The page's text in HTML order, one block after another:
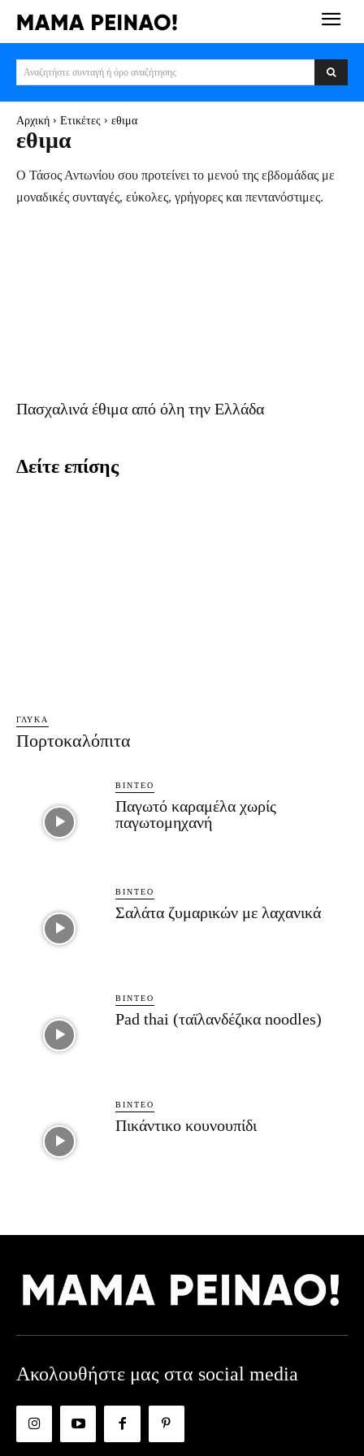
Αναζητήστε συνταγή ή όρο αναζήτησης
Αρχική Ετικέτες εθιμα
εθιμα
Ο Τάσος Αντωνίου σου προτείνει το μενού της εβδομάδας με
μοναδικές συνταγές, εύκολες, γρήγορες και πεντανόστιμες.
Πασχαλινά έθιμα από όλη την Ελλάδα
Δείτε επίσης
ΓΛΥΚΆ
Πορτοκαλόπιτα
ΒΊΝΤΕΟ
Παγωτό καραμέλα χωρίς
παγωτομηχανή
ΒΊΝΤΕΟ
Σαλάτα ζυμαρικών με λαχανικά
ΒΊΝΤΕΟ
Pad thai (ταϊλανδέζικα noodles)
ΒΊΝΤΕΟ
Πικάντικο κουνουπίδι
Ακολουθήστε μας στα social media